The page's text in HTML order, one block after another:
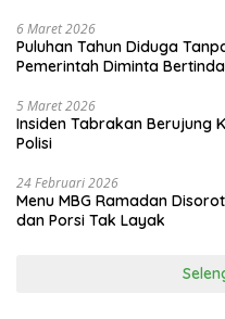
6 Maret 2026
Puluhan Tahun Diduga
Pemerintah Diminta
5 Maret 2026
Insiden Tabrakan Berujung
Polisi
24 Februari 2026
Menu MBG Ramadan
dan Porsi Tak Layak